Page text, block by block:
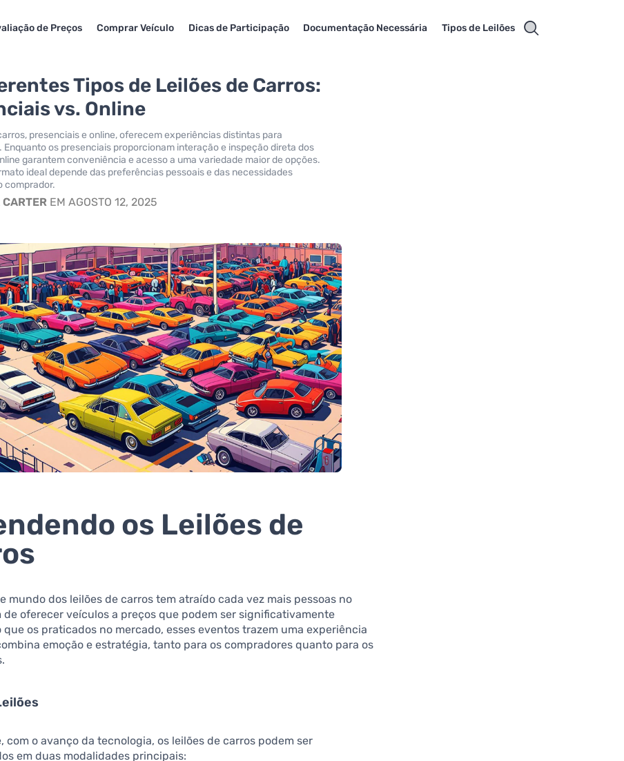
de Preços Comprar Veículo Dicas de Participação Documentação Necessária Tipos de Leilões
Tipos de Leilões de Carros:
vs. Online
presenciais e online, oferecem experiências distintas para
Enquanto os presenciais proporcionam interação e inspeção direta dos
garantem conveniência e acesso a uma variedade maior de opções.
ideal depende das preferências pessoais e das necessidades
comprador.
CARTER EM AGOSTO 12, 2025
os Leilões de
mundo dos leilões de carros tem atraído cada vez mais pessoas no
de oferecer veículos a preços que podem ser significativamente
que os praticados no mercado, esses eventos trazem uma experiência
emoção e estratégia, tanto para os compradores quanto para os
com o avanço da tecnologia, os leilões de carros podem ser
em duas modalidades principais: